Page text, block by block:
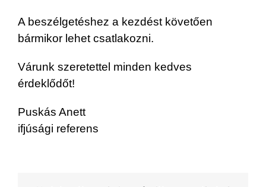
A beszélgetéshez a kezdést követően
bármikor lehet csatlakozni.
Várunk szeretettel minden kedves
érdeklődőt!
Puskás Anett
ifjúsági referens